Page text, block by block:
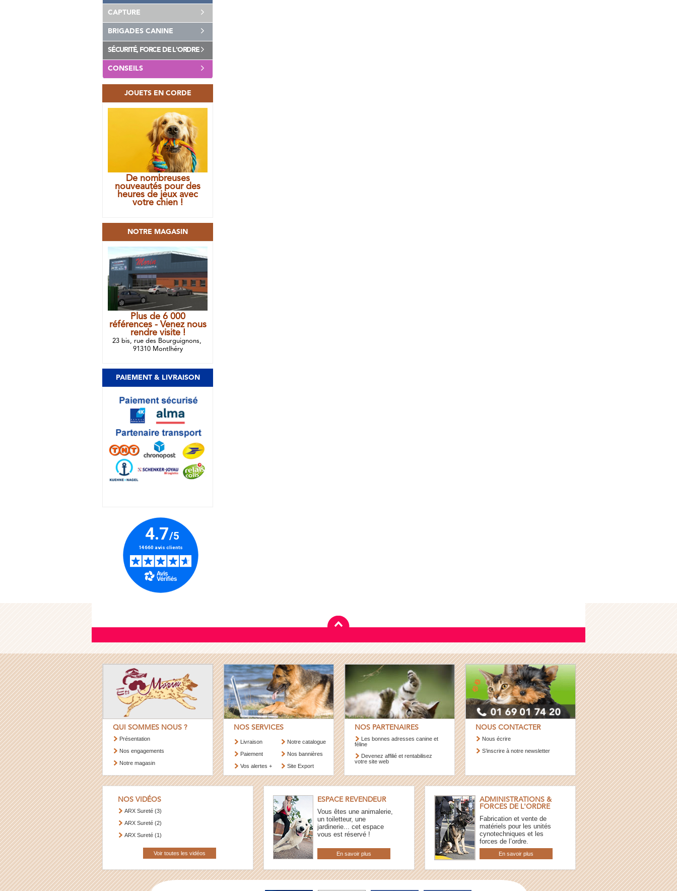
CAPTURE
BRIGADES CANINE
SÉCURITÉ, FORCE DE L'ORDRE
CONSEILS
JOUETS EN CORDE
De nombreuses
nouveautés pour des
heures de jeux avec
votre chien !
NOTRE MAGASIN
Plus de 6 000
références - Venez nous
rendre visite !
23 bis, rue des Bourguignons,
91310 Montlhéry
PAIEMENT & LIVRAISON
QUI SOMMES NOUS ?
Présentation
Nos engagements
Notre magasin
NOS SERVICES
Livraison
Paiement
Vos alertes +
Notre catalogue
Nos bannières
Site Export
NOS PARTENAIRES
Les bonnes adresses canine et
féline
Devenez affilié et rentabilisez
votre site web
NOUS CONTACTER
Nous écrire
S’inscrire à notre newsletter
NOS VIDÉOS
ARX Sureté (3)
ARX Sureté (2)
ARX Sureté (1)
Voir toutes les vidéos
ESPACE REVENDEUR
Vous êtes une animalerie,
un toiletteur, une
jardinerie... cet espace
vous est réservé !
En savoir plus
ADMINISTRATIONS &
FORCES DE L'ORDRE
Fabrication et vente de
matériels pour les unités
cynotechniques et les
forces de l’ordre.
En savoir plus